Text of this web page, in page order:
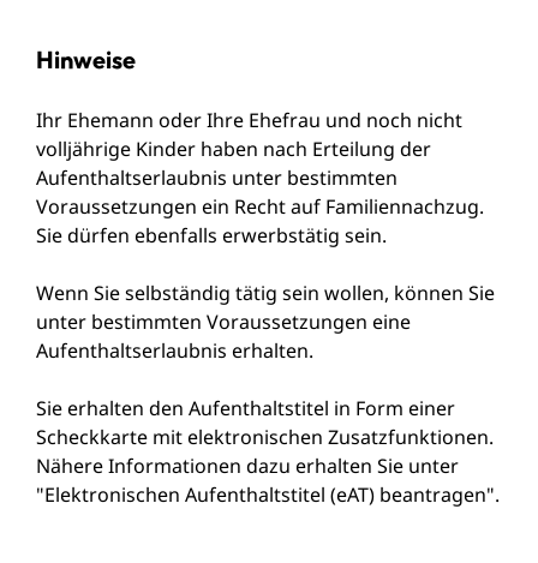
Hinweise
Ihr Ehemann oder Ihre Ehefrau und noch nicht
volljährige Kinder haben nach Erteilung der
Aufenthaltserlaubnis unter bestimmten
Voraussetzungen ein Recht auf Familiennachzug.
Sie dürfen ebenfalls erwerbstätig sein.
Wenn Sie selbständig tätig sein wollen, können Sie
unter bestimmten Voraussetzungen eine
Aufenthaltserlaubnis erhalten.
Sie erhalten den Aufenthaltstitel in Form einer
Scheckkarte mit elektronischen Zusatzfunktionen.
Nähere Informationen dazu erhalten Sie unter
"Elektronischen Aufenthaltstitel (eAT) beantragen".